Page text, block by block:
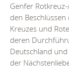
Genfer
den
Kreuzes und
deren
Deutschland
der